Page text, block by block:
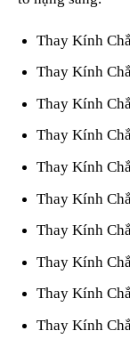
Thay Kính
Thay Kính
Thay Kính
Thay Kính
Thay Kính
Thay Kính
Thay Kính
Thay Kính
Thay Kính
Thay Kính